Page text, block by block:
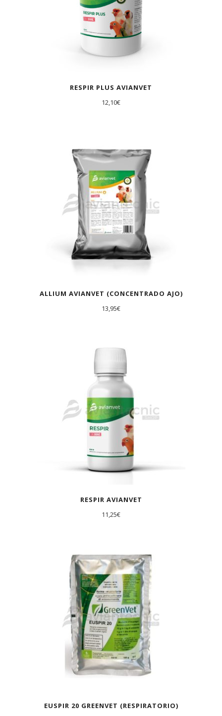
RESPIR PLUS AVIANVET
12,10€
ALLIUM AVIANVET (CONCENTRADO AJO)
13,95€
RESPIR AVIANVET
11,25€
AGOTADO
EUSPIR 20 GREENVET (RESPIRATORIO)